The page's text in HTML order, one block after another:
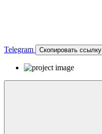
Telegram
Скопировать ссылку